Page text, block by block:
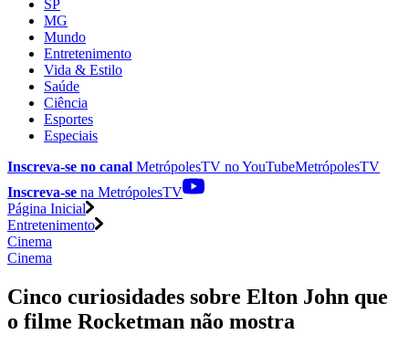
SP
MG
Mundo
Entretenimento
Vida & Estilo
Saúde
Ciência
Esportes
Especiais
Inscreva-se no canal MetrópolesTV noYouTubeMetrópolesTV
Inscreva-se na MetrópolesTV
Página Inicial
Entretenimento
Cinema
Cinema
Cinco curiosidades sobre Elton John que
o filme Rocketman não mostra